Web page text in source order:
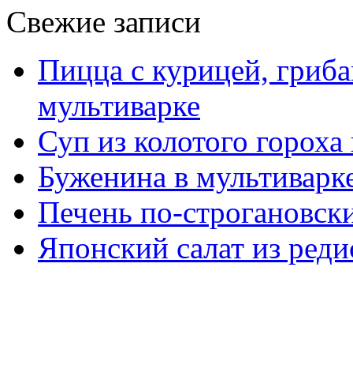
Свежие записи
Пицца с курицей,
мультиварке
Суп из колотого
Буженина в
Печень по-
Японский салат из